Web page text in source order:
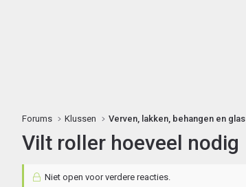
Forums Klussen Verven, lakken, behangen en glas
Vilt roller hoeveel nodig
Niet open voor verdere reacties.